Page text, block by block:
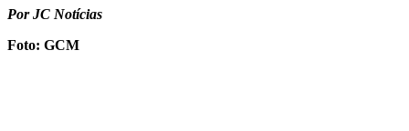
Por JC Notícias
Foto: GCM